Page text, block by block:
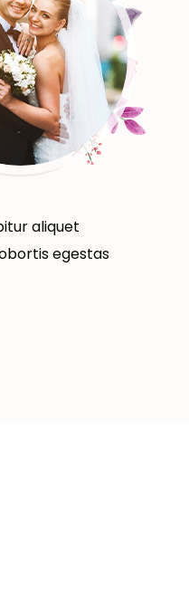
aliquet
egestas